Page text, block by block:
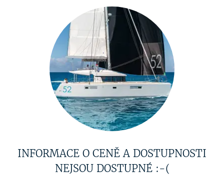
INFORMACE O CENĚ A DOSTUPNOSTI
NEJSOU DOSTUPNÉ :-(